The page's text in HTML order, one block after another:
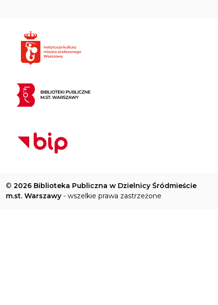
© 2026 Biblioteka Publiczna w Dzielnicy Śródmieście
m.st. Warszawy - wszelkie prawa zastrzeżone